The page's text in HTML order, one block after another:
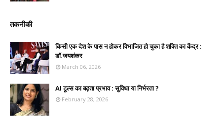
तकनीकी
किसी एक देश के पास न होकर विभाजित हो चुका है शक्ति का केंद्र :
डॉ.जयशंकर
March 06, 2026
AI टूल्स का बढ़ता प्रभाव : सुविधा या निर्भरता ?
February 28, 2026